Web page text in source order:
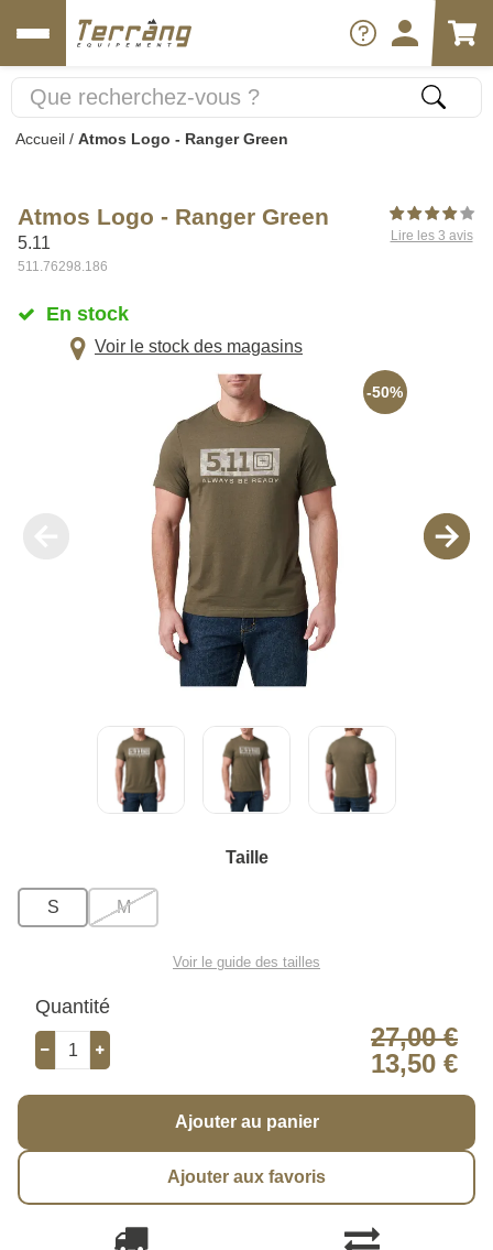
Accueil / Atmos Logo - Ranger Green
Atmos Logo - Ranger Green
5.11
511.76298.186
Lire les 3 avis
En stock
Voir le stock des magasins
-50%
Taille
S M
Voir le guide des tailles
Quantité
27,00 €
13,50 €
Ajouter au panier
Ajouter aux favoris